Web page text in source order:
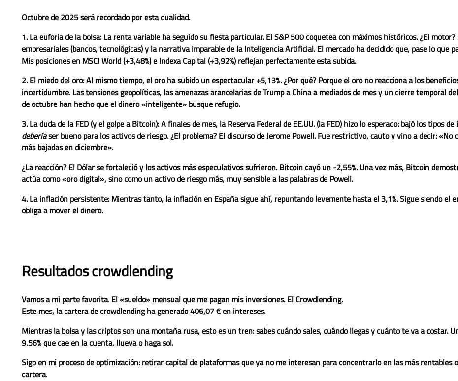
Octubre de 2025 será recordado por esta dualidad.
1. La euforia de la bolsa: La renta variable ha seguido su fiesta particular. El S&P 500 coquetea con máximos históricos. ¿El
empresariales (bancos, tecnológicas) y la narrativa imparable de la Inteligencia Artificial. El mercado ha decidido que, pase lo que
Mis posiciones en MSCI World (+3,48%)e Indexa Capital (+3,92%) reflejan perfectamente esta subida.
2. El miedo del oro:Al mismo tiempo, el oro ha subido un espectacular+5,13%. ¿Por qué? Porque el oro no reacciona a los
incertidumbre. Las tensiones geopolíticas, las amenazas arancelarias de Trump a China a mediados de mes y un cierre temporal
de octubre han hecho que el dinero «inteligente» busque refugio.
3. La duda de la FED (y el golpe a Bitcoin):A finales de mes, la Reserva Federal de EE.UU. (la FED) hizo lo esperado: bajó los tipos
deberíaser bueno para los activos de riesgo. ¿El problema? El discurso de Jerome Powell. Fue restrictivo, cauto y vino a decir: «No
más bajadas en diciembre».
¿La reacción? El Dólar se fortaleció y los activos más especulativos sufrieron. Bitcoin cayó un -2,55%. Una vez más, Bitcoin
actúa como «oro digital», sino como un activo de riesgo más, muy sensible a las palabras de Powell.
4. La inflación persistente: Mientras tanto, la inflación en España sigue ahí, repuntando levemente hasta el 3,1%. Sigue siendo el
obliga a mover el dinero.
Resultados crowdlending
Vamos a mi parte favorita. El «sueldo» mensual que me pagan mis inversiones. El Crowdlending.
Este mes, la cartera de crowdlending ha generado406,07 € en intereses.
Mientras la bolsa y las criptos son una montaña rusa, esto es un tren: sabes cuándo sales, cuándo llegas y cuánto te va a costar.
9,56%que cae en la cuenta, llueva o haga sol.
Sigo en mi proceso de optimización: retirar capital de plataformas que ya no me interesan para concentrarlo en las más rentables
cartera.